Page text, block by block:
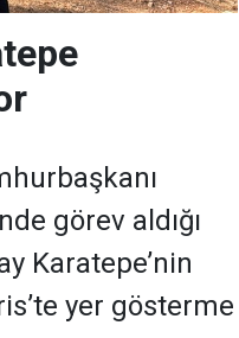
görev aldığı
Karatepe’nin
yer gösterme